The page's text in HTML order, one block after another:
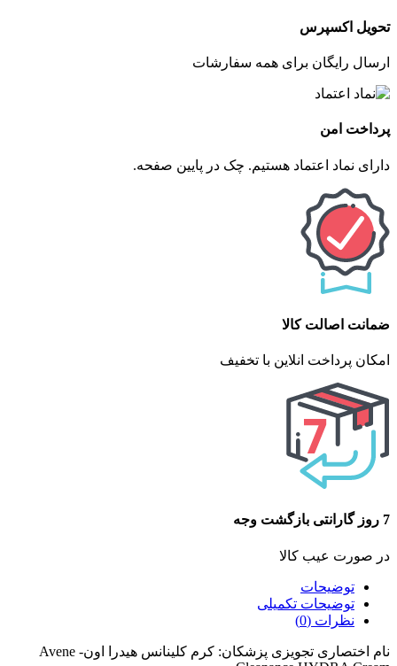
تحویل اکسپرس
ارسال رایگان برای همه سفارشات
پرداخت امن
دارای نماد اعتماد هستیم. چک در پایین صفحه.
ضمانت اصالت کالا
امکان پرداخت انلاین با تخفیف
7 روز گارانتی بازگشت وجه
در صورت عیب کالا
توضیحات
توضیحات تکمیلی
نظرات (0)
نام اختصاری تجویزی پزشکان: کرم کلینانس هیدرا اون- Avene